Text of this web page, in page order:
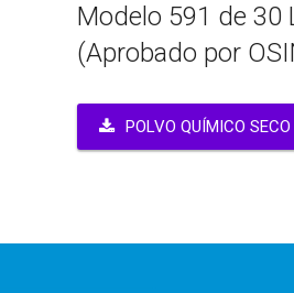
Modelo 591 de 30
(Aprobado por
POLVO QUÍMICO